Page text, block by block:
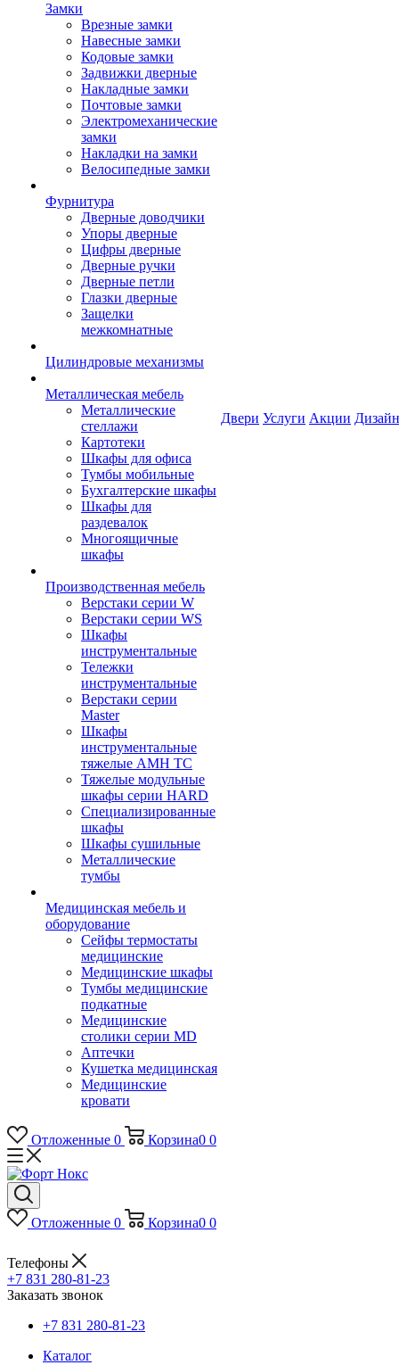
Замки
Врезные замки
Навесные замки
Кодовые замки
Задвижки дверные
Накладные замки
Почтовые замки
Электромеханические
замки
Накладки на замки
Велосипедные замки
Фурнитура
Дверные доводчики
Упоры дверные
Цифры дверные
Дверные ручки
Дверные петли
Глазки дверные
Защелки
межкомнатные
Цилиндровые механизмы
Металлическая мебель
Металлические
стеллажи
Картотеки
Шкафы для офиса
Тумбы мобильные
Бухгалтерские шкафы
Шкафы для
раздевалок
Многоящичные
шкафы
Производственная мебель
Верстаки серии W
Верстаки серии WS
Шкафы
инструментальные
Тележки
инструментальные
Верстаки серии
Master
Шкафы
инструментальные
тяжелые AMH TC
Тяжелые модульные
шкафы серии HARD
Cпециализированные
шкафы
Шкафы сушильные
Металлические
тумбы
Медицинская мебель и
оборудование
Сейфы термостаты
медицинские
Медицинские шкафы
Тумбы медицинские
подкатные
Медицинские
столики серии MD
Аптечки
Кушетка медицинская
Медицинские
кровати
Двери Услуги Акции
Отложенные 0 Корзина0 0
Отложенные 0 Корзина0 0
Телефоны
+7 831 280-81-23
Заказать звонок
+7 831 280-81-23
Каталог